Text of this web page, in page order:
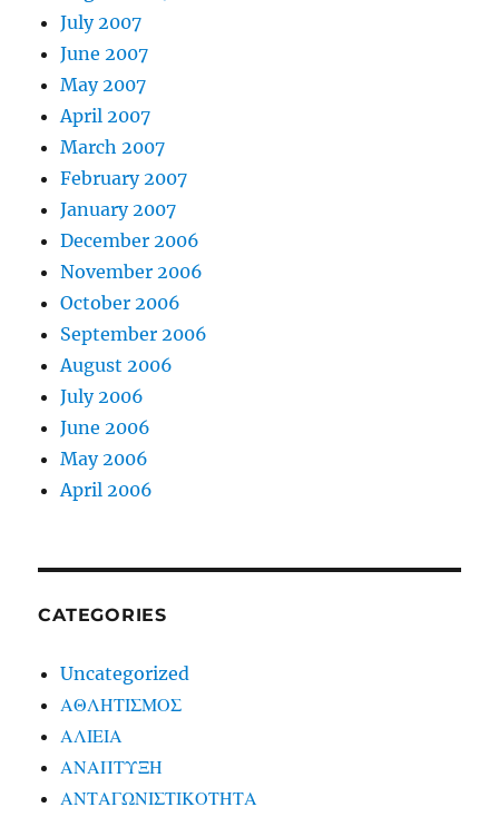
July 2007
June 2007
May 2007
April 2007
March 2007
February 2007
January 2007
December 2006
November 2006
October 2006
September 2006
August 2006
July 2006
June 2006
May 2006
April 2006
CATEGORIES
Uncategorized
ΑΘΛΗΤΙΣΜΟΣ
ΑΛΙΕΙΑ
ΑΝΑΠΤΥΞΗ
ΑΝΤΑΓΩΝΙΣΤΙΚΟΤΗΤΑ